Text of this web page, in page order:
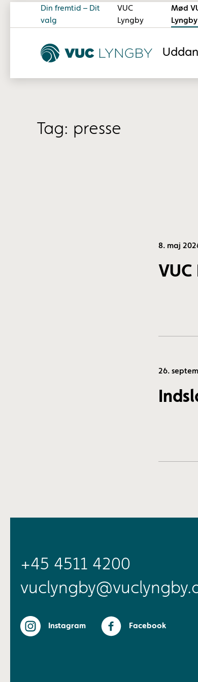
Din fremtid – Dit
valg
VUC
Lyngby
Mød
Lyngby
Tag: presse
8. maj
26.
+45 4511 4200
Instagram Facebook